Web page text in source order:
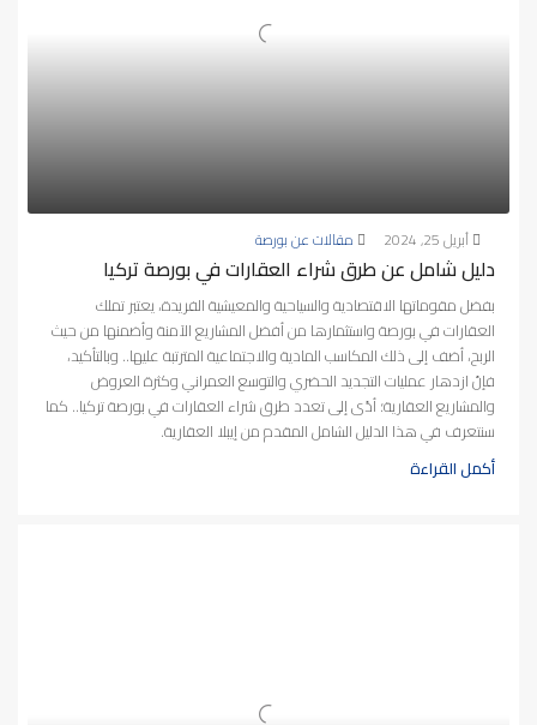
أبريل 25, 2024 مقالات عن بورصة
دليل شامل عن طرق شراء العقارات في بورصة تركيا
بفضل مقوماتها الاقتصادية والسياحية والمعيشية الفريدة، يعتبر تملك
العقارات في بورصة واستثمارها من أفضل المشاريع الآمنة وأضمنها من حيث
الربح، أضف إلى ذلك المكاسب المادية والاجتماعية المترتبة عليها.. وبالتأكيد،
فإنّ ازدهار عمليات التجديد الحضري والتوسع العمراني وكثرة العروض
والمشاريع العقارية؛ أدّى إلى تعدد طرق شراء العقارات في بورصة تركيا.. كما
سنتعرف في هذا الدليل الشامل المقدم من إيبلا العقارية.
أكمل القراءة